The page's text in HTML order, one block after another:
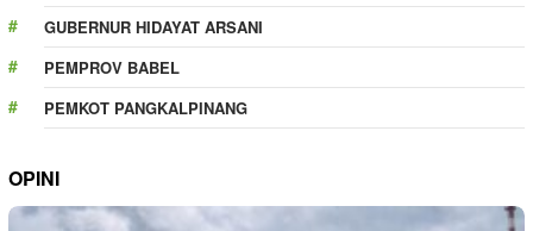
GUBERNUR HIDAYAT ARSANI
PEMPROV BABEL
PEMKOT PANGKALPINANG
OPINI